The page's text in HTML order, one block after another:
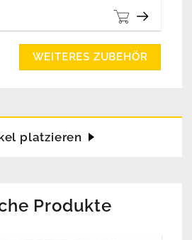
WEITERES ZUBEHÖR
platzieren
Produkte